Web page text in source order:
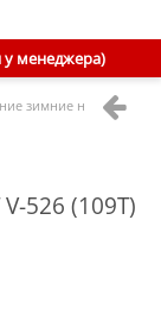
менеджера)
зимние
526 (109T)